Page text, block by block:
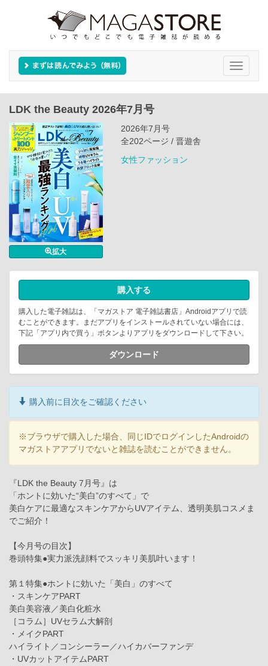
Toggle
LDK the Beauty 2026年7月号
拡大
2026年7月号
全202ページ / 晋遊舎
女性ファッション
購入する
購入した電子雑誌は、「マガストア 電子雑誌書店」Androidアプリで読
むことができます。まだアプリをインストールされていない場合には、
下記「アプリ内で買う」ボタンよりアプリをダウンロードして下さい。
ダウンロード
購入前に目次をご確認ください
※ブラウザで購入した場合、同じIDでログインしたAndroidの
マガストアアプリでないと雑誌を読むことができません。
『LDK the Beauty 7月号』は
「ホントに効いた“美白”のすべて」で
美白ケアに最適なスキンケアからUVアイテム、透明美肌コスメま
でご紹介！
【今月号の目次】
巻頭特集●実力派洗顔料でスッキリ美肌叶います！
第１特集●ホントに効いた「美白」のすべて
・スキンケアPART
美白美容液／美白化粧水
［コラム］UVセラム大解剖
・メイクPART
ハイライト／コンシーラー／ハイカバーファンデ
・UVカットアイテムPART